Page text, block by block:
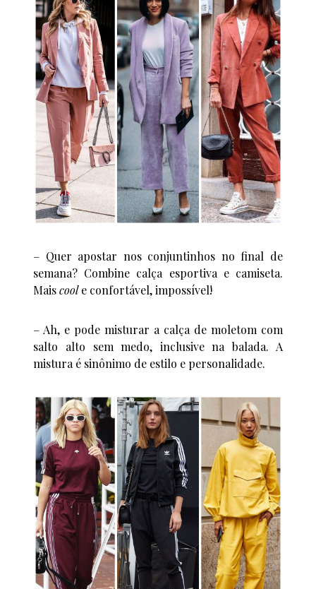
– Quer apostar nos conjuntinhos no final de
semana? Combine calça esportiva e camiseta.
Maiscoole confortável, impossível!
– Ah, e pode misturar a calça de moletom com
salto alto sem medo, inclusive na balada. A
mistura é sinônimo de estilo e personalidade.